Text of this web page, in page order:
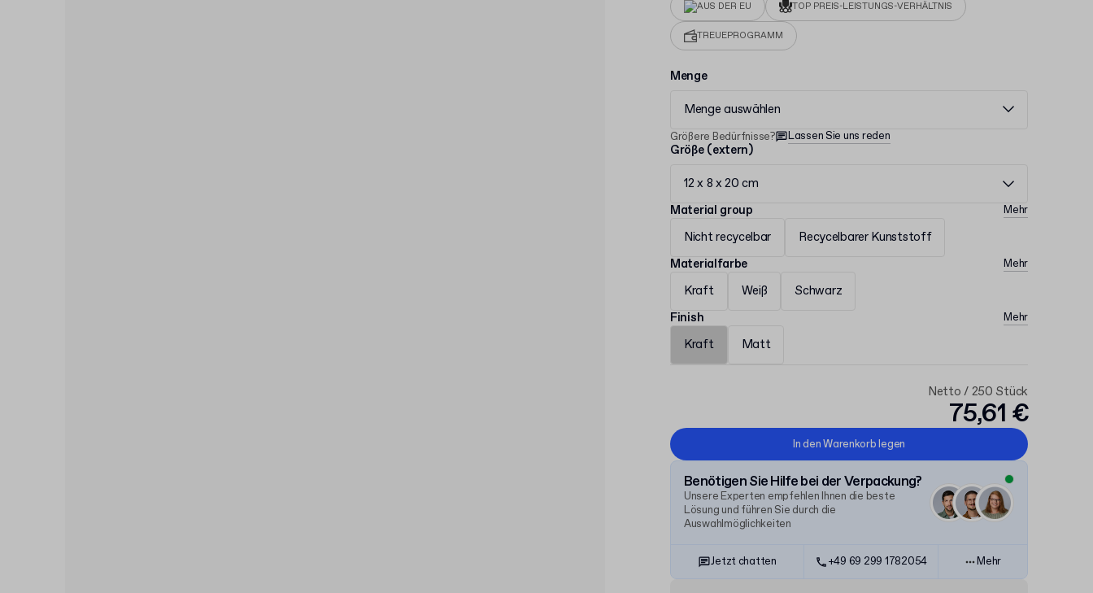
AUS DER EU TOP PREIS-LEISTUNGS-VERHÄLTNIS
TREUEPROGRAMM
Menge
Menge auswählen
Größere Bedürfnisse? Lassen Sie uns reden
Größe (extern)
12 x 8 x 20 cm
Material group
Mehr
Nicht recycelbar
Recycelbarer Kunststoff
Materialfarbe
Mehr
Kraft Weiß
Schwarz
Finish
Mehr
Kraft Matt
Netto / 250 Stück
75,61 €
In den Warenkorb legen
Benötigen Sie Hilfe bei der Verpackung?
Unsere Experten empfehlen Ihnen die beste
Lösung und führen Sie durch die
Auswahlmöglichkeiten
Jetzt chatten +49 69 299 1782054 Mehr